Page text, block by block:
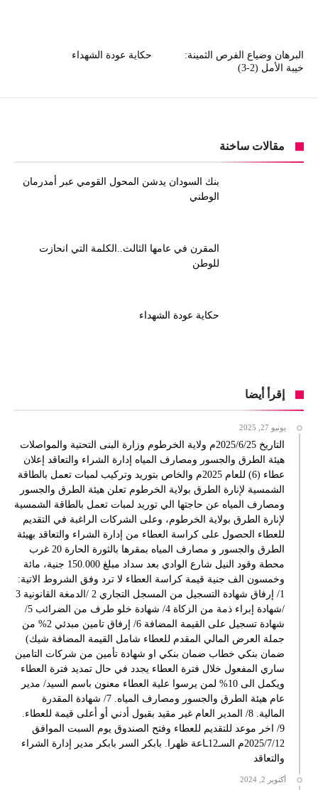
حكاية عودة الشهداء
البرهان وضياع الفرص الثمينة:
خيبة الأمل (2-3)
مقالات ساخنة
بنك السودان يدشن المحول القومي عبر أمدرمان
الوطني
المقرن في عامها الثالث..الكلمة التي انحازت
للوطن
حكاية عودة الشهداء
إقرأ أيضا
يونيو 27, 2025
التاريخ 2025/6/25م ولاية الخرطوم وزارة البنى التحتية والمواصلات
هيئة الطرق والجسور ومصارف المياه إدارة الشراء والتعاقد إعلان
عطاء (6) للعام 2025م والخاص بتوريد وتركيب لمبات تعمل بالطاقة
الشمسية لإنارة الطرق بولاية الخرطوم تعلن هيئة الطرق والجسور
ومصارف المياه عن حاجتها الي توريد لمبات تعمل بالطاقة الشمسية
لإنارة الطرق بولاية الخرطوم، وعلى الشركات الراغبة في التقديم
للعطاء الحصول على كراسة العطاء من إدارة الشراء والتعاقد بهيئة
الطرق والجسور و مصارف المياه بمقرها بالثورة الحارة 20 غرب
محطة وقود النيل شارع الوادي بعد سداد مبلغ 150.000 جنية، مائة
وخمسون الف جنية قيمة كراسة العطاء لا ترد وفق الشروط الاتية:
1/ إرفاق شهادة التسجيل من المسجل التجاري 2 /الدمغة القانونية 3
/شهادة إبراء ذمة من الزكاة 4/ شهادة خلو طرف من الضرائب 5/
شهادة تسجيل على القيمة المضافة 6/ إرفاق تامين مبدئي 2% من
جملة العرض المالي المقدم للعطاء شامل القيمة المضافة شيك)
ضمان بنكي خطاب ضمان بنكي او شهادة تأمين من شركات التامين
ساري المفعول خلال فترة العطاء يجدد في حال تمديد فترة العطاء
ويكمل الى 10% لمن يرسوا علية العطاء معنون باسم السيد/ مدير
عام هيئة الطرق والجسور ومصارف المياه. 7/ شهادة المقدرة
المالية. 8/ المدير العام غير مقيد بقبول أدني أو أعلى قيمة للعطاء.
9/ اخر موعد للتقديم للعطاء وفتح الصندوق يوم السبت الموافق
2025/7/12م السـ12ـاعة ظهرا. بابكر السر بابكر مدير إدارة الشراء
والتعاقد
أكتوبر 2, 2024